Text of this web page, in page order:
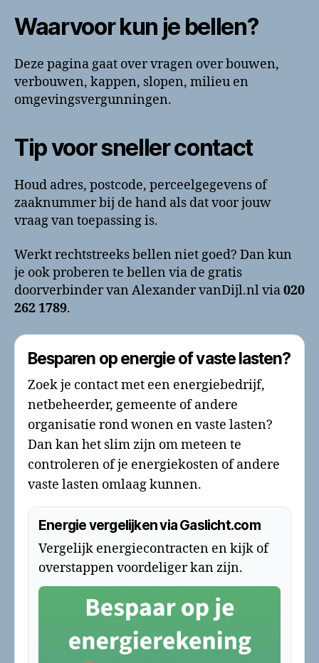
Waarvoor kun je bellen?
Deze pagina gaat over vragen over bouwen,
verbouwen, kappen, slopen, milieu en
omgevingsvergunningen.
Tip voor sneller contact
Houd adres, postcode, perceelgegevens of
zaaknummer bij de hand als dat voor jouw
vraag van toepassing is.
Werkt rechtstreeks bellen niet goed? Dan kun
je ook proberen te bellen via de gratis
doorverbinder van Alexander vanDijl.nl via020
262 1789.
Besparen op energie of vaste lasten?
Zoek je contact met een energiebedrijf,
netbeheerder, gemeente of andere
organisatie rond wonen en vaste lasten?
Dan kan het slim zijn om meteen te
controleren of je energiekosten of andere
vaste lasten omlaag kunnen.
Energie vergelijken via Gaslicht.com
Vergelijk energiecontracten en kijk of
overstappen voordeliger kan zijn.